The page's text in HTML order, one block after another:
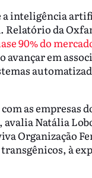
inteligência
da
90% do
avançar em
com as empresas
avalia Natália
Organização
à